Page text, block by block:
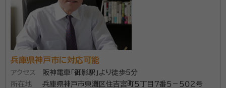
兵庫県神戸市に対応可能
アクセス
阪神電車「御影駅」より徒歩5分
所在地
兵庫県神戸市東灘区住吉宮町５丁目７番５－５０２号